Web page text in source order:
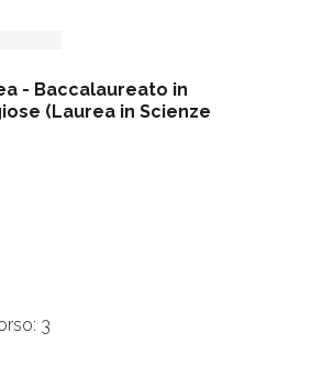
- Baccalaureato in
(Laurea in Scienze
3